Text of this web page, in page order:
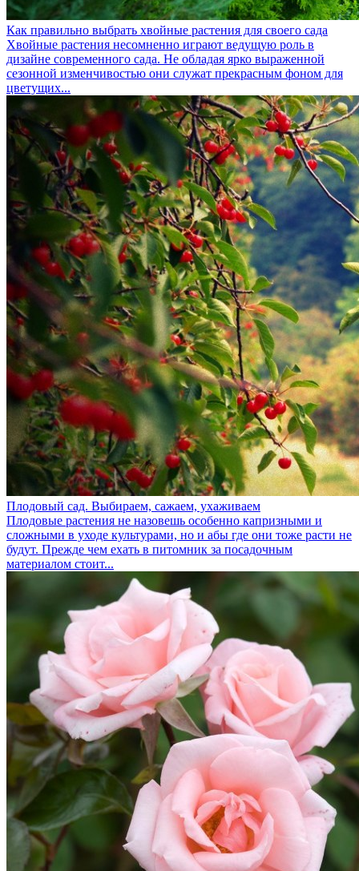
Как правильно выбрать хвойные растения для своего сада
Хвойные растения несомненно играют ведущую роль в
дизайне современного сада. Не обладая ярко выраженной
сезонной изменчивостью они служат прекрасным фоном для
цветущих...
Плодовый сад. Выбираем, сажаем, ухаживаем
Плодовые растения не назовешь особенно капризными и
сложными в уходе культурами, но и абы где они тоже расти не
будут. Прежде чем ехать в питомник за посадочным
материалом стоит...